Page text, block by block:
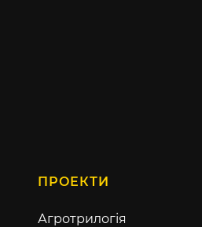
ПРОЕКТИ
Агротрилогія